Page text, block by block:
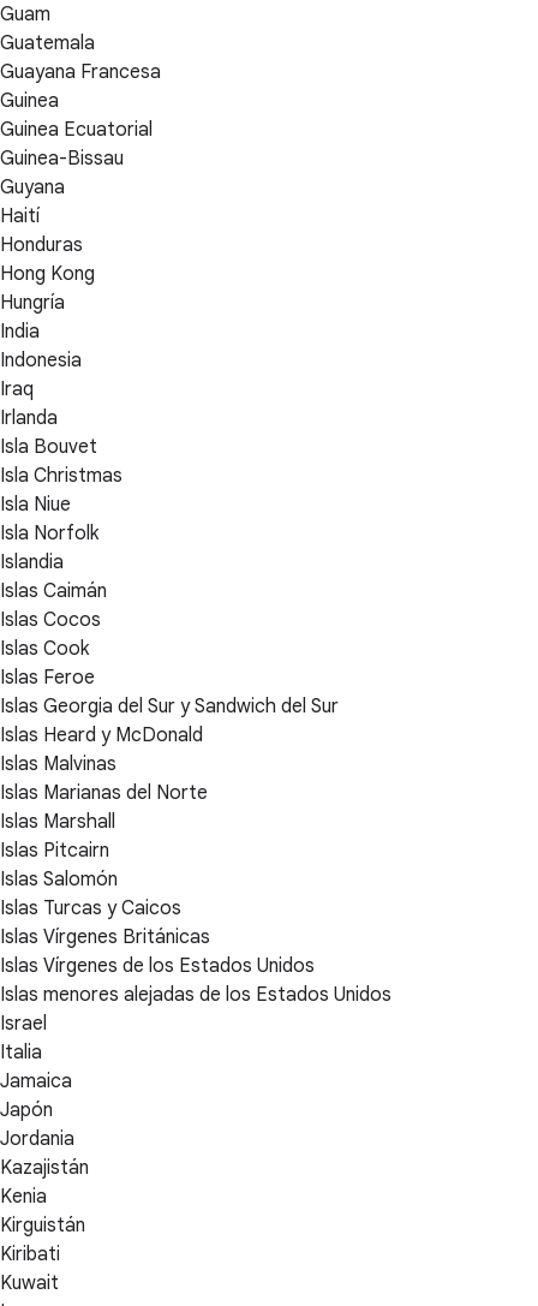
Guam
Guatemala
Guayana Francesa
Guinea
Guinea Ecuatorial
Guinea-Bissau
Guyana
Haití
Honduras
Hong Kong
Hungría
India
Indonesia
Iraq
Irlanda
Isla Bouvet
Isla Christmas
Isla Niue
Isla Norfolk
Islandia
Islas Caimán
Islas Cocos
Islas Cook
Islas Feroe
Islas Georgia del Sur y Sandwich del Sur
Islas Heard y McDonald
Islas Malvinas
Islas Marianas del Norte
Islas Marshall
Islas Pitcairn
Islas Salomón
Islas Turcas y Caicos
Islas Vírgenes Británicas
Islas Vírgenes de los Estados Unidos
Islas menores alejadas de los Estados Unidos
Israel
Italia
Jamaica
Japón
Jordania
Kazajistán
Kenia
Kirguistán
Kiribati
Kuwait